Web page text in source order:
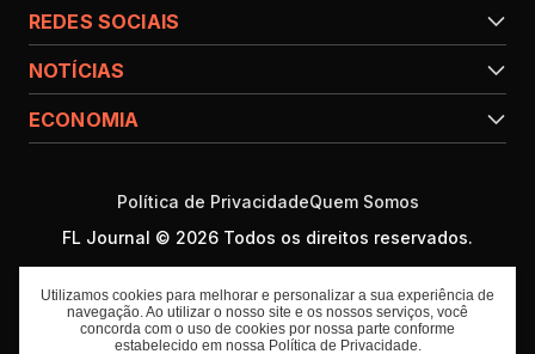
REDES SOCIAIS
NOTÍCIAS
ECONOMIA
FL Journal © 2026 Todos os direitos reservados.
Política de PrivacidadeQuem Somos
Utilizamos cookies para melhorar e personalizar a sua experiência de
navegação. Ao utilizar o nosso site e os nossos serviços, você
concorda com o uso de cookies por nossa parte conforme
estabelecido em nossa Política de Privacidade.